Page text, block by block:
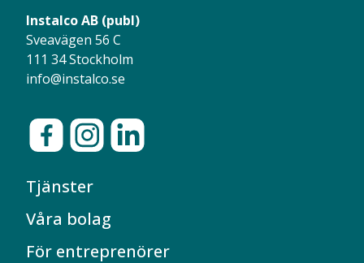
Instalco AB (publ)
Sveavägen 56 C
111 34 Stockholm
info@instalco.se
Tjänster
Våra bolag
För entreprenörer